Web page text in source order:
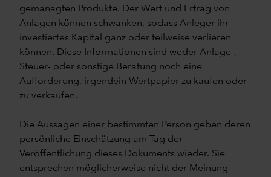
gemanagten Produkte. Der Wert und Ertrag von
Anlagen können schwanken, sodass Anleger ihr
investiertes Kapital ganz oder teilweise verlieren
können. Diese Informationen sind weder Anlage-,
Steuer- oder sonstige Beratung noch eine
Aufforderung, irgendein Wertpapier zu kaufen oder
zu verkaufen.
Die Aussagen einer bestimmten Person geben deren
persönliche Einschätzung am Tag der
Veröffentlichung dieses Dokuments wieder. Sie
entsprechen möglicherweise nicht der Meinung